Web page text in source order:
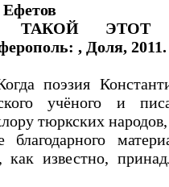
ТАКОЙ ЭТОТ
, Доля, 2011.
поэзия
учёного и
тюркских
как известно,